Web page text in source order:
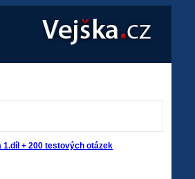
+ 200 testových otázek